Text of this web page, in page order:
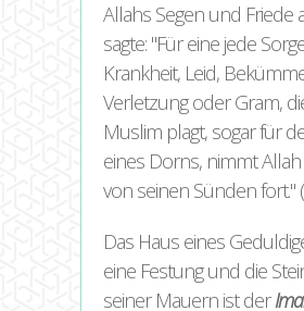
Allahs Segen und Friede
sagte: Für eine jede
Krankheit, Leid,
Verletzung oder Gram,
Muslim plagt, sogar für
eines Dorns, nimmt
von seinen Sünden fort.
Das Haus eines
eine Festung und die
seiner Mauern ist der